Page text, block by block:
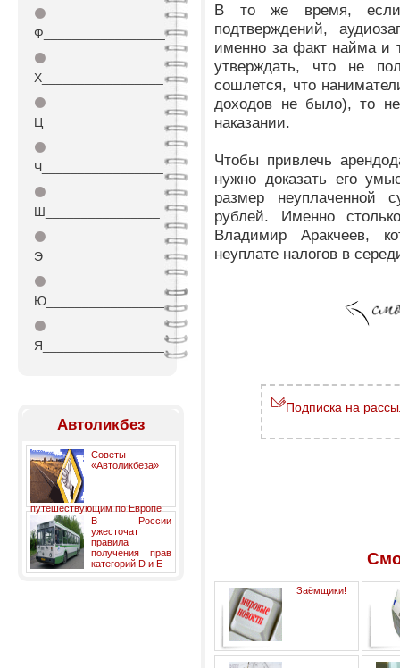
⚫
Ф_________________
⚫
Х_________________
⚫
Ц_________________
⚫
Ч_________________
⚫
Ш________________
⚫
Э_________________
⚫
Ю_________________
⚫
Я_________________
Автоликбез
Советы
«Автоликбеза»
путешествующим по Европе
В России
ужесточат
правила
получения прав
категорий D и E
В то же время, если
подтверждений,
именно за факт найма и
утверждать, что не
сошлется, что
доходов не было), то
наказании.
Чтобы привлечь
нужно доказать его
размер
рублей. Именно
Владимир Аракчеев,
неуплате налогов в
Подписка на
Заёмщики!
Остерегайтесь мошенников.